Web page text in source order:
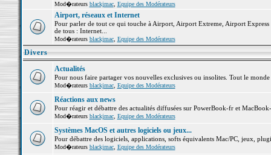
Mod�rateurs blackjmac, Equipe des Modérateurs
Airport, réseaux et Internet
Pour parler de tout ce qui touche à Airport, Airport Extreme, Airport
de tous : Internet...
Mod�rateurs blackjmac, Equipe des Modérateurs
Divers
Actualités
Pour nous faire partager vos nouvelles exclusives ou insolites. Tout le
Mod�rateurs blackjmac, Equipe des Modérateurs
Réactions aux news
Pour réagir et débattre des actualités diffusées sur PowerBook-fr et
Mod�rateurs blackjmac, Equipe des Modérateurs
Systèmes MacOS et autres logiciels ou jeux...
Pour débattre des logiciels, applications, softs équivalents Mac/PC, jeux,
Mod�rateurs blackjmac, Equipe des Modérateurs